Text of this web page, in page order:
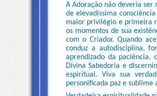
A Adoração não deveria
de elevadíssima
maior privilégio e primeira
os momentos de sua
com o Criador. Quando
conduz a autodisciplina,
aprendizado da paciência,
Divina Sabedoria e
espiritual. Viva sua
personificada paz e sublime